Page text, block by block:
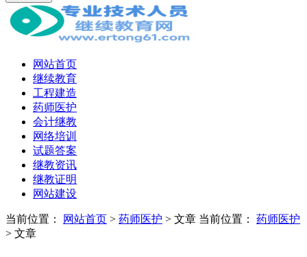
网站首页
继续教育
工程建造
药师医护
会计继教
网络培训
试题答案
继教资讯
继教证明
网站建设
当前位置： 网站首页 > 药师医护 > 文章 当前位置： 药师医护
> 文章